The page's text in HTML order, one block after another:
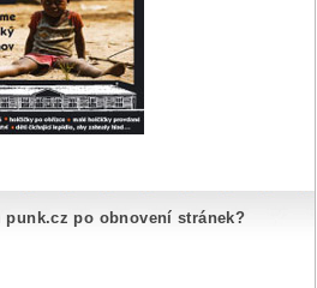
po obnovení stránek?